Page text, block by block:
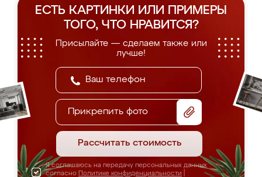
ЕСТЬ КАРТИНКИ ИЛИ ПРИМЕРЫ
ТОГО, ЧТО НРАВИТСЯ?
Присылайте — сделаем также или
лучше!
Прикрепить фото
Рассчитать стоимость
Я соглашаюсь на передачу персональных данных
согласно Политике конфиденциальности